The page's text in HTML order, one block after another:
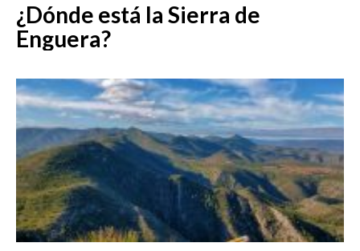
¿Dónde está la Sierra de
Enguera?